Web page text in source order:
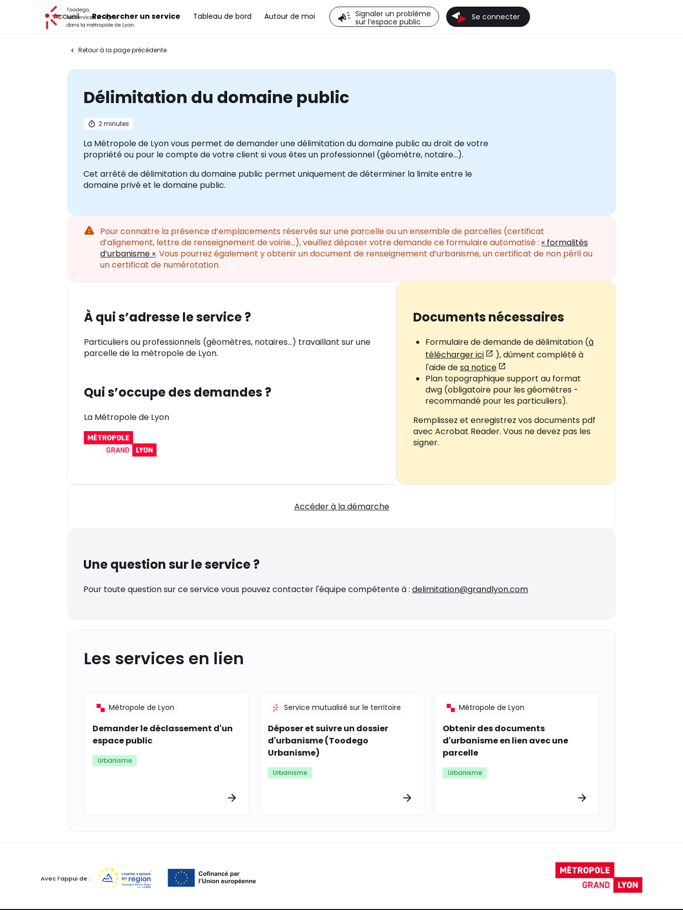
Accueil Rechercher un service Tableau de bord Autour de moi
Signaler un problème
sur l’espace public
Se connecter
Retour à la page précédente
Délimitation du domaine public
2 minutes
La Métropole de Lyon vous permet de demander une délimitation du domaine public au droit de votre
propriété ou pour le compte de votre client si vous êtes un professionnel (géomètre, notaire...).
Cet arrêté de délimitation du domaine public permet uniquement de déterminer la limite entre le
domaine privé et le domaine public.
Attention
Pour connaitre la présence d’emplacements réservés sur une parcelle ou un ensemble de parcelles (certificat
d’alignement, lettre de renseignement de voirie...), veuillez déposer votre demande ce formulaire automatisé : « formalités
d’urbanisme ». Vous pourrez également y obtenir un document de renseignement d’urbanisme, un certificat de non péril ou
un certificat de numérotation.
À qui s’adresse le service ?
Particuliers ou professionnels (géomètres, notaires...) travaillant sur une
parcelle de la métropole de Lyon.
Qui s’occupe des demandes ?
La Métropole de Lyon
Documents nécessaires
Formulaire de demande de délimitation (à
télécharger ici
), dûment complété à
l'aide desa notice
Plan topographique support au format
dwg (obligatoire pour les géomètres -
recommandé pour les particuliers).
Remplissez et enregistrez vos documents pdf
avec Acrobat Reader. Vous ne devez pas les
signer.
Accéder à la démarche
Une question sur le service ?
Pour toute question sur ce service vous pouvez contacter l'équipe compétente à : delimitation@grandlyon.com
Les services en lien
Demander le déclassement d'un
espace public
Métropole de Lyon
Urbanisme
Déposer et suivre un dossier
d'urbanisme (Toodego
Urbanisme)
Service mutualisé sur le territoire
Urbanisme
Obtenir des documents
d'urbanisme en lien avec une
parcelle
Métropole de Lyon
Urbanisme
Avec l’appui de :